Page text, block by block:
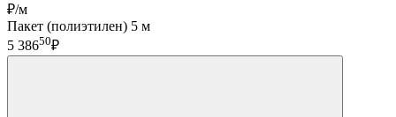
₽/м
Пакет (полиэтилен) 5 м
5 38650₽